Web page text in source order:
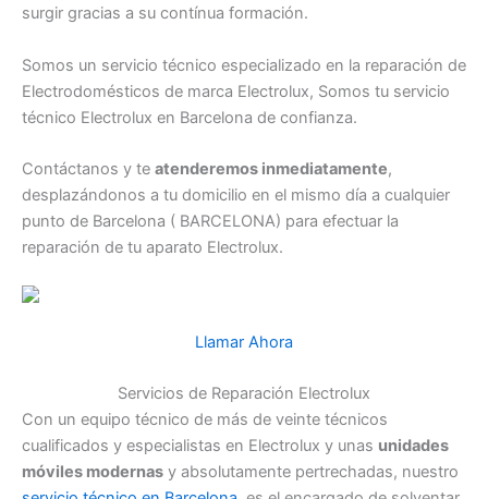
surgir gracias a su contínua formación.
Somos un servicio técnico especializado en la reparación de
Electrodomésticos de marca Electrolux, Somos tu servicio
técnico Electrolux en Barcelona de confianza.
Contáctanos y te atenderemos inmediatamente,
desplazándonos a tu domicilio en el mismo día a cualquier
punto de Barcelona ( BARCELONA) para efectuar la
reparación de tu aparato Electrolux.
Llamar Ahora
Servicios de Reparación Electrolux
Con un equipo técnico de más de veinte técnicos
cualificados y especialistas en Electrolux y unas unidades
móviles modernas y absolutamente pertrechadas, nuestro